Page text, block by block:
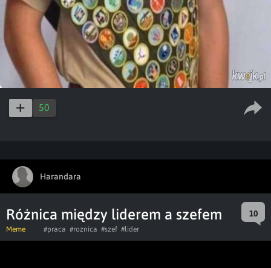
50
Harandara
Różnica między liderem a szefem 10
Meme #praca #roznica #szef #lider